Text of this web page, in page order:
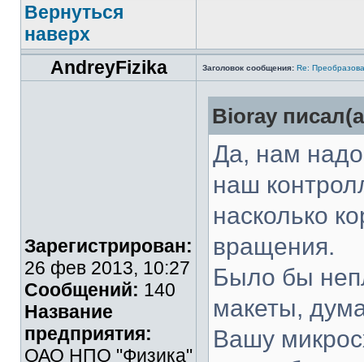
Вернуться
наверх
AndreyFizika
Заголовок сообщения: Re:
Зарегистрирован:
26 фев 2013, 10:27
Сообщений: 140
Название
предприятия:
ОАО НПО "Физика"
Bioray
Да, нам надо
наш
насколько
вращения.
Было бы
макеты,
Вашу